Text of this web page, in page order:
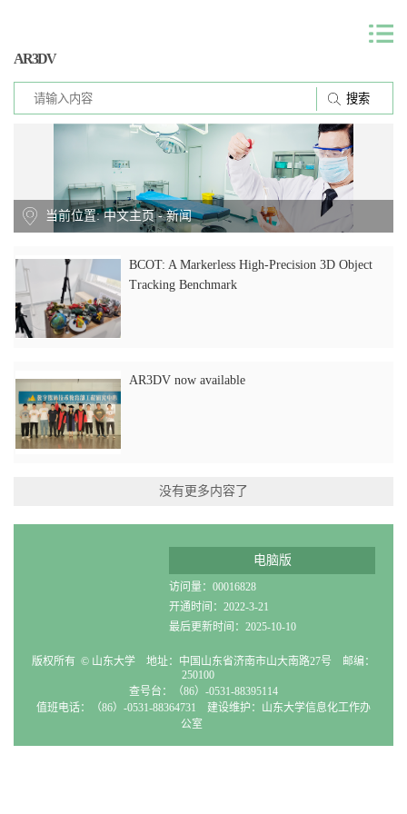
AR3DV
当前位置:中文主页-新闻
BCOT: A Markerless High-Precision 3D Object
Tracking Benchmark
AR3DV now available
没有更多内容了
电脑版
访问量：00016828
开通时间：2022-3-21
最后更新时间：2025-10-10
版权所有 © 山东大学 地址：中国山东省济南市山大南路27号 邮编：
250100
查号台：（86）-0531-88395114
值班电话：（86）-0531-88364731 建设维护：山东大学信息化工作办
公室